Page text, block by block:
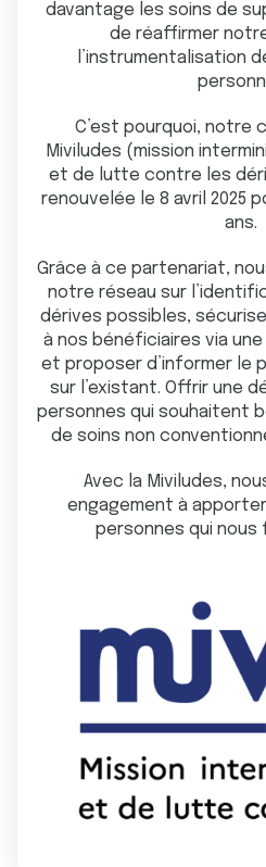
davantage les soins de
de réaffirmer
l’instrumentalisation
C’est pourquoi, notre
Miviludes (mission
et de lutte contre les
renouvelée le 8 avril 2025
ans.
Grâce à ce partenariat,
notre réseau sur
dérives possibles,
à nos bénéficiaires via
et proposer d’informer le
sur l’existant. Offrir une
personnes qui souhaitent
de soins non
Avec la Miviludes,
engagement à
personnes qui